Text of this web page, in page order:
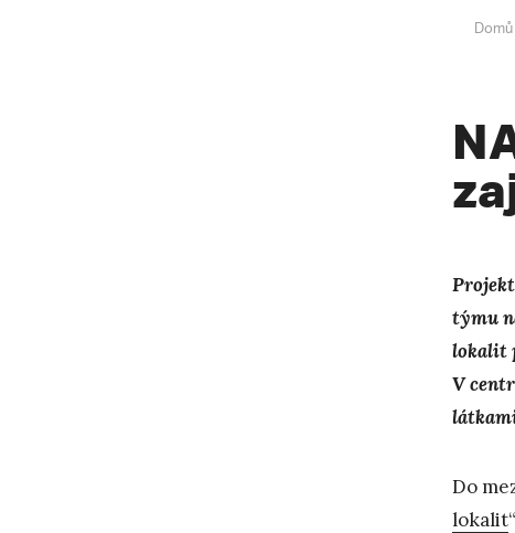
Domů
týmu
lokalit
V
Do
lokalit